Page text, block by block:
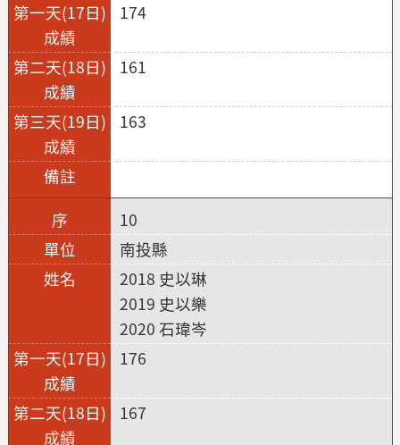
174
161
163
10
南投縣
2018 史以琳
2019 史以樂
2020 石瑋岑
176
167